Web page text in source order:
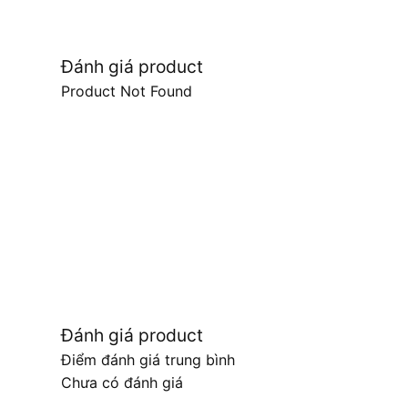
Đánh giá product
Product Not Found
Đánh giá product
Điểm đánh giá trung bình
Chưa có đánh giá